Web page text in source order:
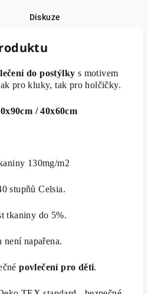
Diskuze
do postýlky s motivem
pro kluky, tak pro holčičky.
/ 40x60cm
130mg/m2
stupňů Celsia.
tkaniny do 5%.
není napařena.
povlečení pro děti.